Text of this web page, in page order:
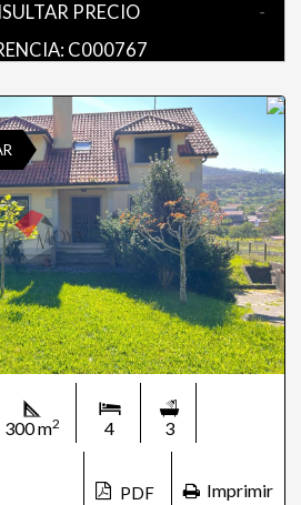
PRECIO
-
C000767
300 m2 4 3
Imprimir